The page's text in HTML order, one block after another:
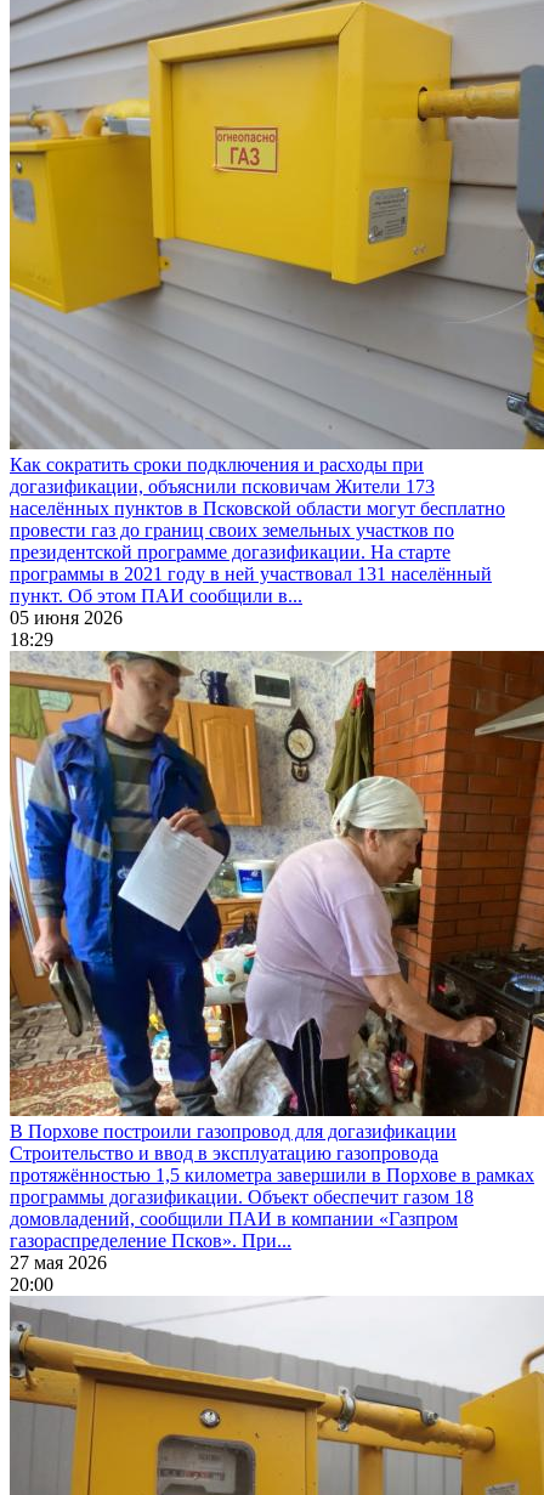
Как сократить сроки подключения и расходы при
догазификации, объяснили псковичам Жители 173
населённых пунктов в Псковской области могут бесплатно
провести газ до границ своих земельных участков по
президентской программе догазификации. На старте
программы в 2021 году в ней участвовал 131 населённый
пункт. Об этом ПАИ сообщили в...
05 июня 2026
18:29
В Порхове построили газопровод для догазификации
Строительство и ввод в эксплуатацию газопровода
протяжённостью 1,5 километра завершили в Порхове в рамках
программы догазификации. Объект обеспечит газом 18
домовладений, сообщили ПАИ в компании «Газпром
газораспределение Псков». При...
27 мая 2026
20:00